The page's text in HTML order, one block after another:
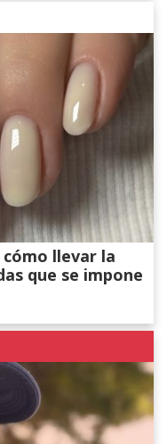
llevar la
que se impone